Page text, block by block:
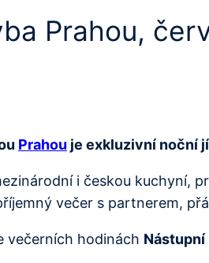
Prahou,
Prahou je exkluzivní noční
i českou kuchyní,
večer s partnerem,
večerních hodinách Nástupní